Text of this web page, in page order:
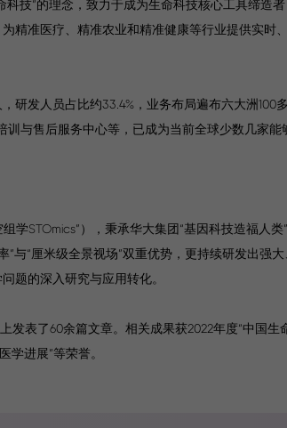
技”的理念，致力于成为生命科技核心工具缔造
精准医疗、精准农业和精准健康等行业提供实时
研发人员占比约33.4%，业务布局遍布六大洲100
与售后服务中心等，已成为当前全球少数几家
学STOmics”），秉承华大集团“基因科技造福人
与“厘米级全景视场”双重优势，更持续研发出强
题的深入研究与应用转化。
表了60余篇文章。相关成果获2022年度“中国生
学进展”等荣誉。